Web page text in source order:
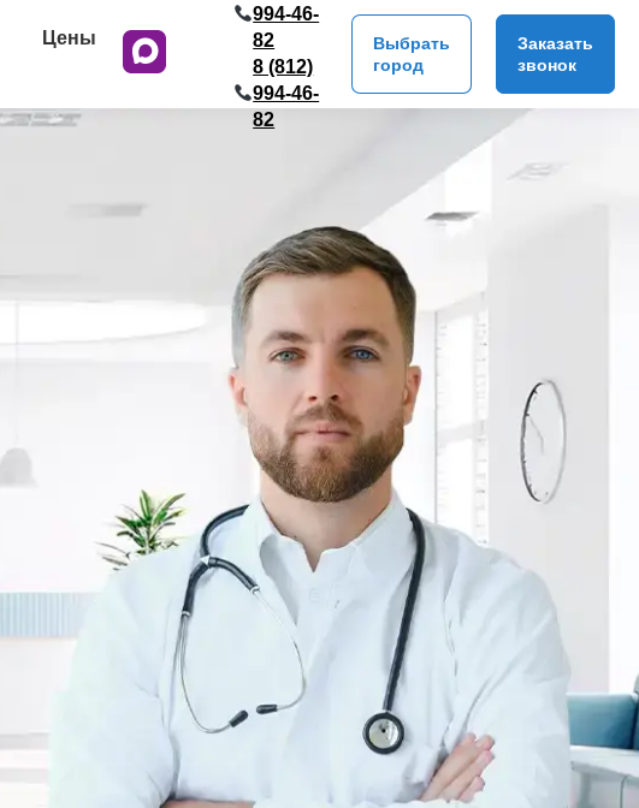
Цены
994-46-
82
8 (812)
994-46-
82
Выбрать
город
Заказать
звонок